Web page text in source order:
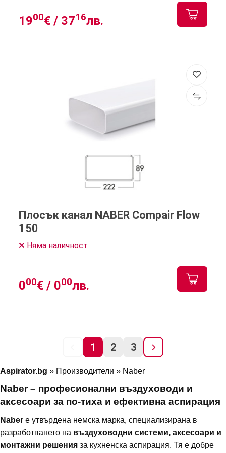
1900€ / 3716лв.
Плосък канал NABER Compair Flow
150
Няма наличност
000€ / 000лв.
1 2 3
Aspirator.bg » Производители » Naber
Naber – професионални въздуховоди и
аксесоари за по-тиха и ефективна аспирация
Naber е утвърдена немска марка, специализирана в
разработването на въздуховодни системи, аксесоари и
монтажни решения за кухненска аспирация. Тя е добре